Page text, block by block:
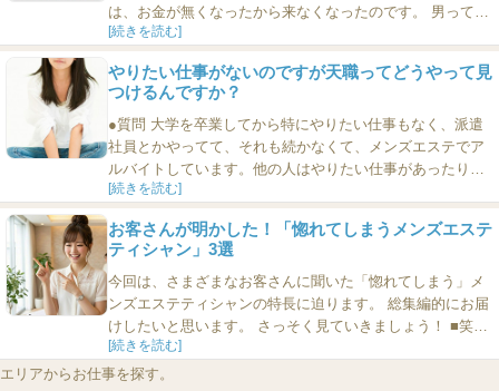
は、お金が無くなったから来なくなったのです。 男って、
お気に入りの女子の前で「お金がない」と言いません。と
金があるふり」をします。なので、女子は「まさかあの常
連さんがお金がないということはないだろう」と思うかも
しれません...
[続きを読む]
やりたい仕事がないのですが天職ってどうやって見
つけるんですか？
●質問 大学を卒業してから特にやりたい仕事もなく、派遣
社員とかやってて、それも続かなくて、メンズエステでア
ルバイトしています。他の人はやりたい仕事があったり、
天職みたいな仕事に就けていたりして、「いいなあ」と思
ってどうやって見つければいいんですか？ ●回答 天職っ
て、生まれ持った自分の良さ（善さ）みたいなもののこと
ですが、そういうのは見...
[続きを読む]
お客さんが明かした！「惚れてしまうメンズエステ
ティシャン」3選
今回は、さまざまなお客さんに聞いた「惚れてしまう」メ
ンズエステティシャンの特長に迫ります。 総集編的にお届
けしたいと思います。 さっそく見ていきましょう！ ■笑顔
がかわいい これはもう鉄板ネタですよね。 なんだかんだ言
いつつも、殿方って、やっぱり癒しを求めてメンズエステ
[続きを読む]
エリアからお仕事を探す。